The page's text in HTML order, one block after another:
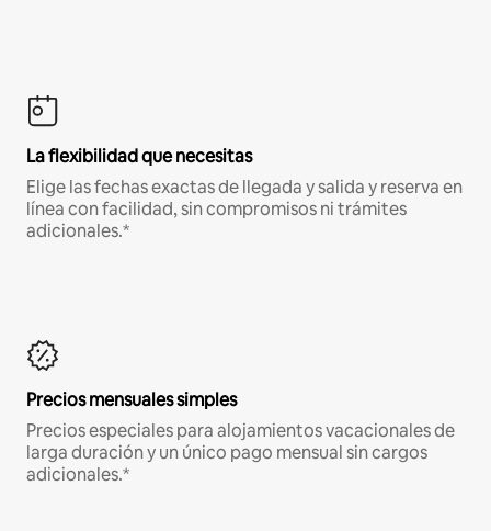
La flexibilidad que necesitas
Elige las fechas exactas de llegada y salida y reserva en
línea con facilidad, sin compromisos ni trámites
adicionales.*
Precios mensuales simples
Precios especiales para alojamientos vacacionales de
larga duración y un único pago mensual sin cargos
adicionales.*